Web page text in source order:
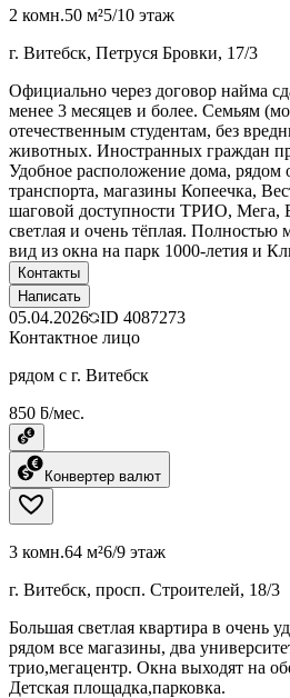
2 комн.50 м²5/10 этаж
г. Витебск, Петруся Бровки, 17/3
Официально через договор найма
менее 3 месяцев и более. Семьям
отечественным студентам, без
животных. Иностранных граждан
Удобное расположение дома, рядом
транспорта, магазины Копеечка,
шаговой доступности ТРИО, Мега,
светлая и очень тёплая.
вид из окна на парк 1000-летия и
Контакты
Написать
05.04.2026 ID 4087273
Контактное лицо
рядом с г. Витебск
850 ƃ/мес.
Конвертер валют
3 комн.64 м²6/9 этаж
г. Витебск, просп. Строителей, 18/3
Большая светлая квартира в очень
рядом все магазины, два
трио,мегацентр. Окна выходят на
Детская площадка,парковка.